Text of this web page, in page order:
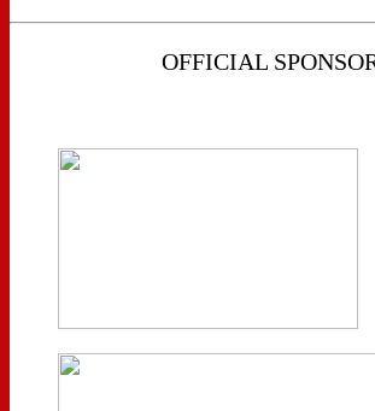
OFFICIAL